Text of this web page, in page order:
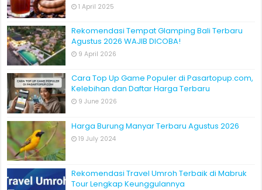
1 April 2025
Rekomendasi Tempat Glamping Bali Terbaru
Agustus 2026 WAJIB DICOBA!
9 April 2026
Cara Top Up Game Populer di Pasartopup.com,
Kelebihan dan Daftar Harga Terbaru
9 June 2026
Harga Burung Manyar Terbaru Agustus 2026
19 July 2024
Rekomendasi Travel Umroh Terbaik di Mabruk
Tour Lengkap Keunggulannya